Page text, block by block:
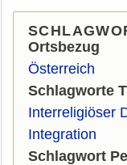
Ortsbezug
Österreich
Schlagworte
Interreligiöser
Integration
Schlagwort